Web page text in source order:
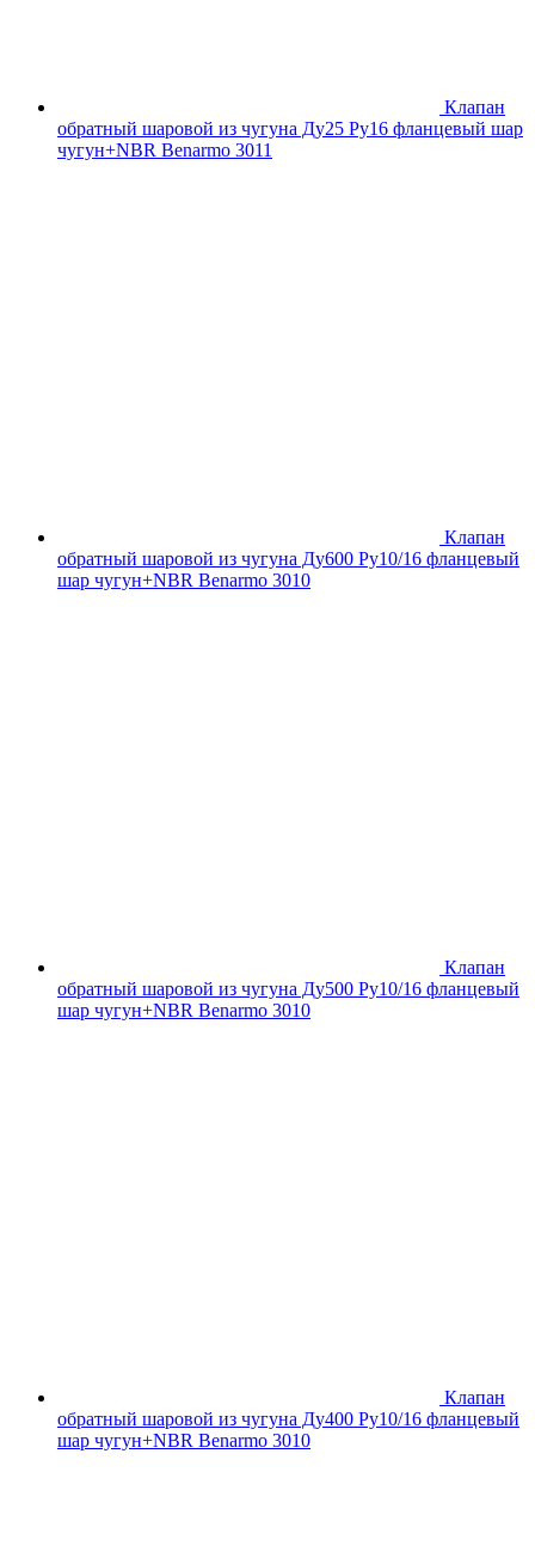
Клапан
обратный шаровой из чугуна Ду25 Ру16 фланцевый шар
чугун+NBR Benarmo 3011
Клапан
обратный шаровой из чугуна Ду600 Ру10/16 фланцевый
шар чугун+NBR Benarmo 3010
Клапан
обратный шаровой из чугуна Ду500 Ру10/16 фланцевый
шар чугун+NBR Benarmo 3010
Клапан
обратный шаровой из чугуна Ду400 Ру10/16 фланцевый
шар чугун+NBR Benarmo 3010